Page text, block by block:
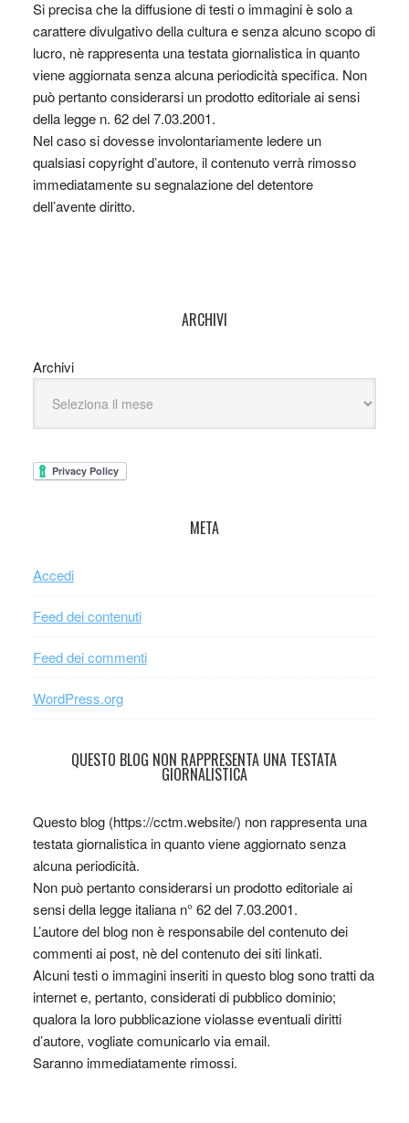
Si precisa che la diffusione di testi o immagini è solo a
carattere divulgativo della cultura e senza alcuno scopo di
lucro, nè rappresenta una testata giornalistica in quanto
viene aggiornata senza alcuna periodicità specifica. Non
può pertanto considerarsi un prodotto editoriale ai sensi
della legge n. 62 del 7.03.2001.
Nel caso si dovesse involontariamente ledere un
qualsiasi copyright d’autore, il contenuto verrà rimosso
immediatamente su segnalazione del detentore
dell’avente diritto.
ARCHIVI
Archivi
META
Accedi
Feed dei contenuti
Feed dei commenti
WordPress.org
QUESTO BLOG NON RAPPRESENTA UNA TESTATA
GIORNALISTICA
Questo blog (https://cctm.website/) non rappresenta una
testata giornalistica in quanto viene aggiornato senza
alcuna periodicità.
Non può pertanto considerarsi un prodotto editoriale ai
sensi della legge italiana n° 62 del 7.03.2001.
L’autore del blog non è responsabile del contenuto dei
commenti ai post, nè del contenuto dei siti linkati.
Alcuni testi o immagini inseriti in questo blog sono tratti da
internet e, pertanto, considerati di pubblico dominio;
qualora la loro pubblicazione violasse eventuali diritti
d’autore, vogliate comunicarlo via email.
Saranno immediatamente rimossi.